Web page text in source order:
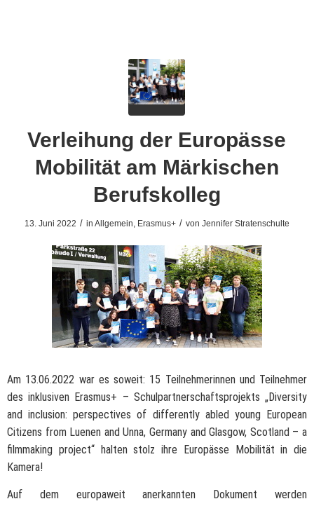
Verleihung der Europässe
Mobilität am Märkischen
Berufskolleg
13. Juni 2022 / in Allgemein Erasmus+ / von Jennifer Stratenschulte
Am 13.06.2022 war es soweit: 15 Teilnehmerinnen und Teilnehmer
des inklusiven Erasmus+ – Schulpartnerschaftsprojekts „Diversity
and inclusion: perspectives of differently abled young European
Citizens from Luenen and Unna, Germany and Glasgow, Scotland – a
filmmaking project“ halten stolz ihre Europässe Mobilität in die
Kamera!
Auf dem europaweit anerkannten Dokument werden